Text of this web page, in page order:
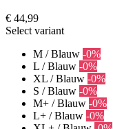
€ 44,99
Select variant
M / Blauw -0%
L / Blauw -0%
XL / Blauw -0%
S / Blauw -0%
M+ / Blauw -0%
L+ / Blauw -0%